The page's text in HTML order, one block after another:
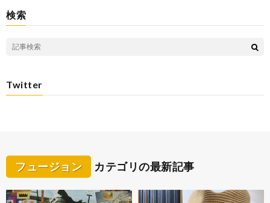
検索
Twitter
フュージョン カテゴリの最新記事